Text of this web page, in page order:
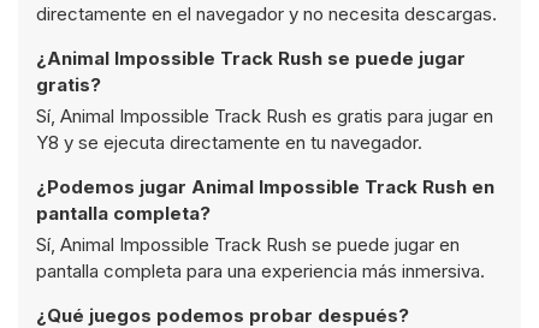
directamente en el navegador y no necesita descargas.
¿Animal Impossible Track Rush se puede jugar
gratis?
Sí, Animal Impossible Track Rush es gratis para jugar en
Y8 y se ejecuta directamente en tu navegador.
¿Podemos jugar Animal Impossible Track Rush en
pantalla completa?
Sí, Animal Impossible Track Rush se puede jugar en
pantalla completa para una experiencia más inmersiva.
¿Qué juegos podemos probar después?